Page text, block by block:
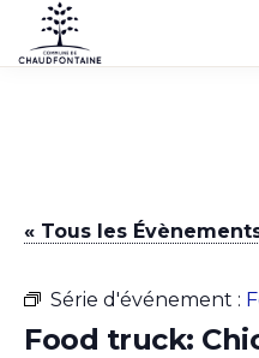
Passer
au
commune
Chaudfontaine
« Tous les
Série d'événement :
Food truck: